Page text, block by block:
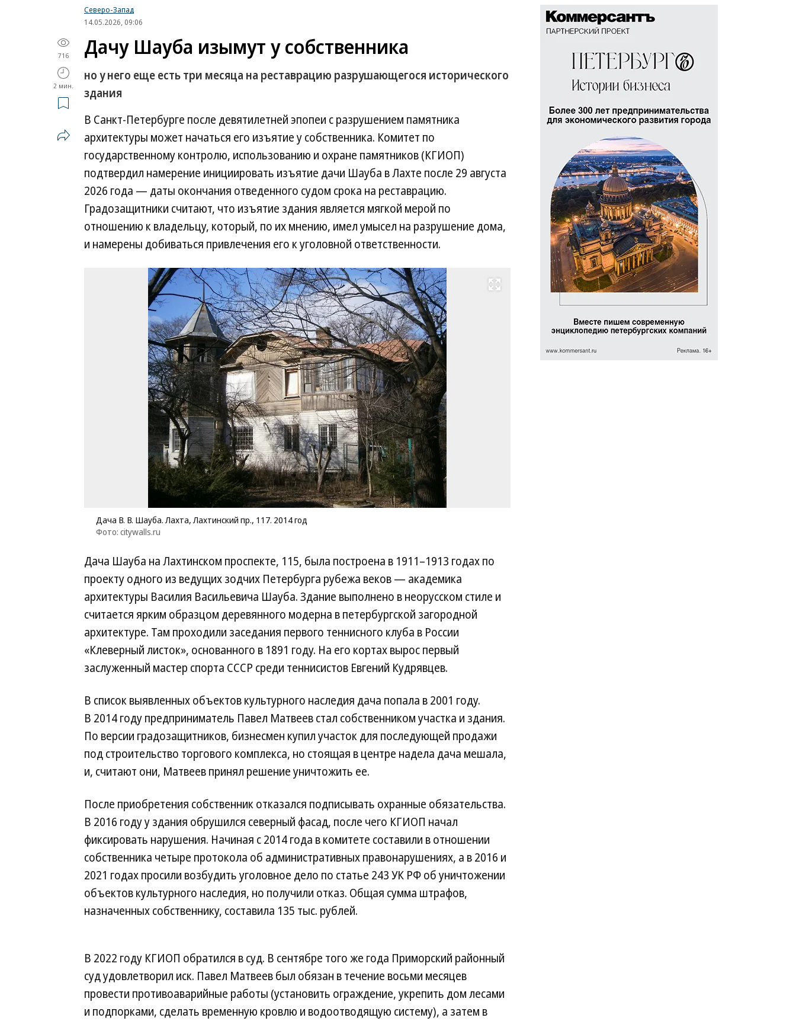
Северо-Запад
14.05.2026, 09:06
716
2 мин.
Дачу Шауба изымут у собственника
но у него еще есть три месяца на реставрацию разрушающегося исторического
здания
В Санкт-Петербурге после девятилетней эпопеи с разрушением памятника
архитектуры может начаться его изъятие у собственника. Комитет по
государственному контролю, использованию и охране памятников (КГИОП)
подтвердил намерение инициировать изъятие дачи Шауба в Лахте после 29 августа
2026 года — даты окончания отведенного судом срока на реставрацию.
Градозащитники считают, что изъятие здания является мягкой мерой по
отношению к владельцу, который, по их мнению, имел умысел на разрушение дома,
и намерены добиваться привлечения его к уголовной ответственности.
Развернуть на весь экран
Дача В. В. Шауба. Лахта, Лахтинский пр., 117. 2014 год
Фото: citywalls.ru
Шауба.
Лахта,
Дача Шауба на Лахтинском проспекте, 115, была построена в 1911–1913 годах по
проекту одного из ведущих зодчих Петербурга рубежа веков — академика
архитектуры Василия Васильевича Шауба. Здание выполнено в неорусском стиле и
считается ярким образцом деревянного модерна в петербургской загородной
архитектуре. Там проходили заседания первого теннисного клуба в России
«Клеверный листок», основанного в 1891 году. На его кортах вырос первый
заслуженный мастер спорта СССР среди теннисистов Евгений Кудрявцев.
В список выявленных объектов культурного наследия дача попала в 2001 году.
В 2014 году предприниматель Павел Матвеев стал собственником участка и здания.
По версии градозащитников, бизнесмен купил участок для последующей продажи
под строительство торгового комплекса, но стоящая в центре надела дача мешала,
и, считают они, Матвеев принял решение уничтожить ее.
После приобретения собственник отказался подписывать охранные обязательства.
В 2016 году у здания обрушился северный фасад, после чего КГИОП начал
фиксировать нарушения. Начиная с 2014 года в комитете составили в отношении
собственника четыре протокола об административных правонарушениях, а в 2016 и
2021 годах просили возбудить уголовное дело по статье 243 УК РФ об уничтожении
объектов культурного наследия, но получили отказ. Общая сумма штрафов,
назначенных собственнику, составила 135 тыс. рублей.
В 2022 году КГИОП обратился в суд. В сентябре того же года Приморский районный
суд удовлетворил иск. Павел Матвеев был обязан в течение восьми месяцев
провести противоаварийные работы (установить ограждение, укрепить дом лесами
и подпорками, сделать временную кровлю и водоотводящую систему), а затем в